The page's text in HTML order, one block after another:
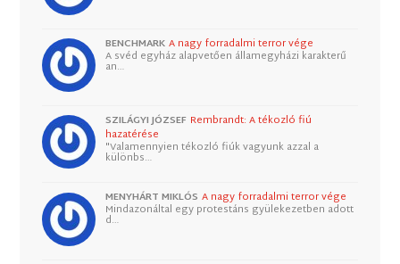
BENCHMARK A nagy forradalmi terror vége
A svéd egyház alapvetően államegyházi karakterű
an…
SZILÁGYI JÓZSEF Rembrandt: A tékozló fiú
hazatérése
"Valamennyien tékozló fiúk vagyunk azzal a
különbs…
MENYHÁRT MIKLÓS A nagy forradalmi terror vége
Mindazonáltal egy protestáns gyülekezetben adott
d…